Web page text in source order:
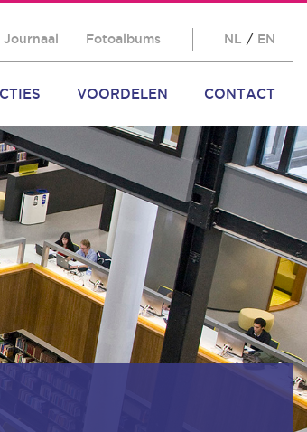
Journaal Fotoalbums NL / EN
VOORDELEN CONTACT